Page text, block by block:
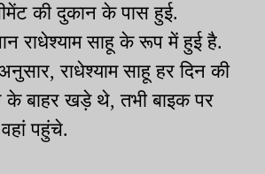
की दुकान के पास हुई.
राधेश्याम साहू के रूप में हुई है.
राधेश्याम साहू हर दिन की
के बाहर खड़े थे, तभी बाइक पर
पहुंचे.